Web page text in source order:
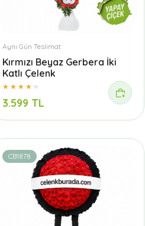
Aynı Gün Teslimat
Kırmızı Beyaz Gerbera İki
Katlı Çelenk
3.599 TL
CB1878